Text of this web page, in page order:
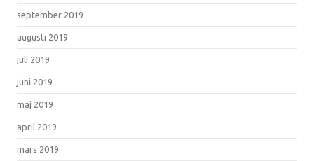
september 2019
augusti 2019
juli 2019
juni 2019
maj 2019
april 2019
mars 2019